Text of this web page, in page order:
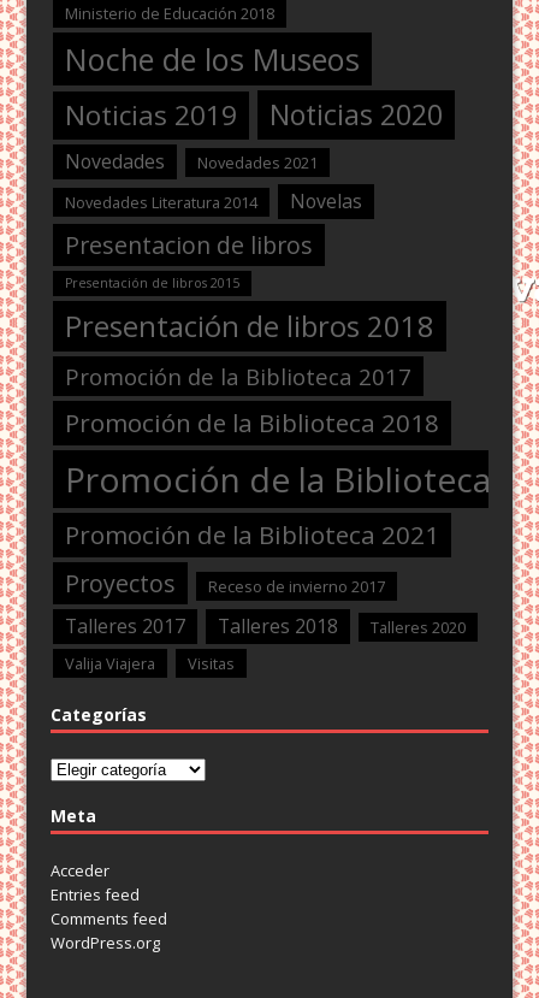
Ministerio de Educación 2018
Noche de los Museos
Noticias 2019 Noticias 2020
Novedades
Novedades 2021
Novedades Literatura 2014
Novelas
Presentacion de libros
Presentación de libros 2015
Presentación de libros 2018
Promoción de la Biblioteca 2017
Promoción de la Biblioteca 2018
Promoción de la Biblioteca
Promoción de la Biblioteca 2021
Proyectos Receso de invierno 2017
Talleres 2017 Talleres 2018
Talleres 2020
Valija Viajera
Visitas
Categorías
Categorías
Meta
Acceder
Entries feed
Comments feed
WordPress.org